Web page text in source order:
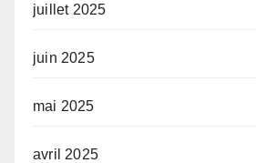
juillet 2025
juin 2025
mai 2025
avril 2025